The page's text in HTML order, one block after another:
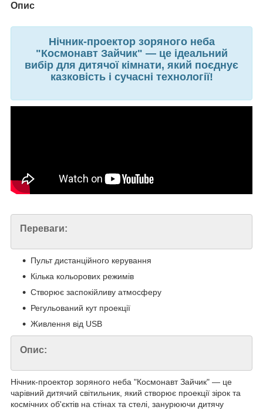
Опис
Нічник-проектор зоряного неба
"Космонавт Зайчик" — це ідеальний
вибір для дитячої кімнати, який поєднує
казковість і сучасні технології!
Переваги:
Пульт дистанційного керування
Кілька кольорових режимів
Створює заспокійливу атмосферу
Регульований кут проекції
Живлення від USB
Опис:
Нічник-проектор зоряного неба "Космонавт Зайчик" — це
чарівний дитячий світильник, який створює проекції зірок та
космічних об'єктів на стінах та стелі, занурюючи дитячу